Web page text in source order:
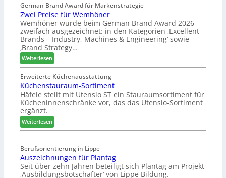
s
s
t
F
ü
h
r
u
n
g
a
n
v
e
d
i
u
n
d
H
u
b
t
e
x
s
t
l
e
German Brand Award für Markenstrategie
Zwei Preise für Wemhöner
Wemhöner wurde beim German Brand Award 2026
zweifach ausgezeichnet: in den Kategorien ‚Excellent
Brands – Industry, Machines & Engineering‘ sowie
‚Brand Strategy…
Weiterlesen:
Z
w
e
i
P
e
i
e
f
ü
r
Erweiterte Küchenausstattung
Küchenstauraum-Sortiment
Häfele stellt mit Utensio ST ein Stauraumsortiment für
Kücheninnenschränke vor, das das Utensio-Sortiment
ergänzt.
Weiterlesen:
K
c
h
e
n
Berufsorientierung in Lippe
Auszeichnungen für Plantag
Seit über zehn Jahren beteiligt sich Plantag am Projekt
‚Ausbildungsbotschafter‘ von Lippe Bildung.